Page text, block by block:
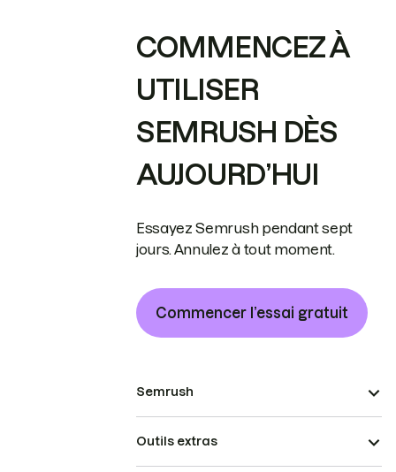
COMMENCEZ À
UTILISER
SEMRUSH DÈS
AUJOURD’HUI
Essayez Semrush pendant sept
jours. Annulez à tout moment.
Commencer l’essai gratuit
Semrush
Outils extras